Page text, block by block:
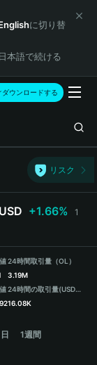
に切り替
日本語で続ける
ダウンロードする
リスク
+1.66%
1
24時間取引量（OL）
3.19M
24時間の取引量(USDT)
16.08K
1週間